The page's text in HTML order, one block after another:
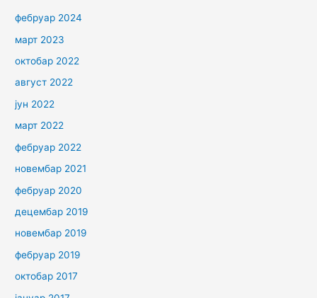
фебруар 2024
март 2023
октобар 2022
август 2022
јун 2022
март 2022
фебруар 2022
новембар 2021
фебруар 2020
децембар 2019
новембар 2019
фебруар 2019
октобар 2017